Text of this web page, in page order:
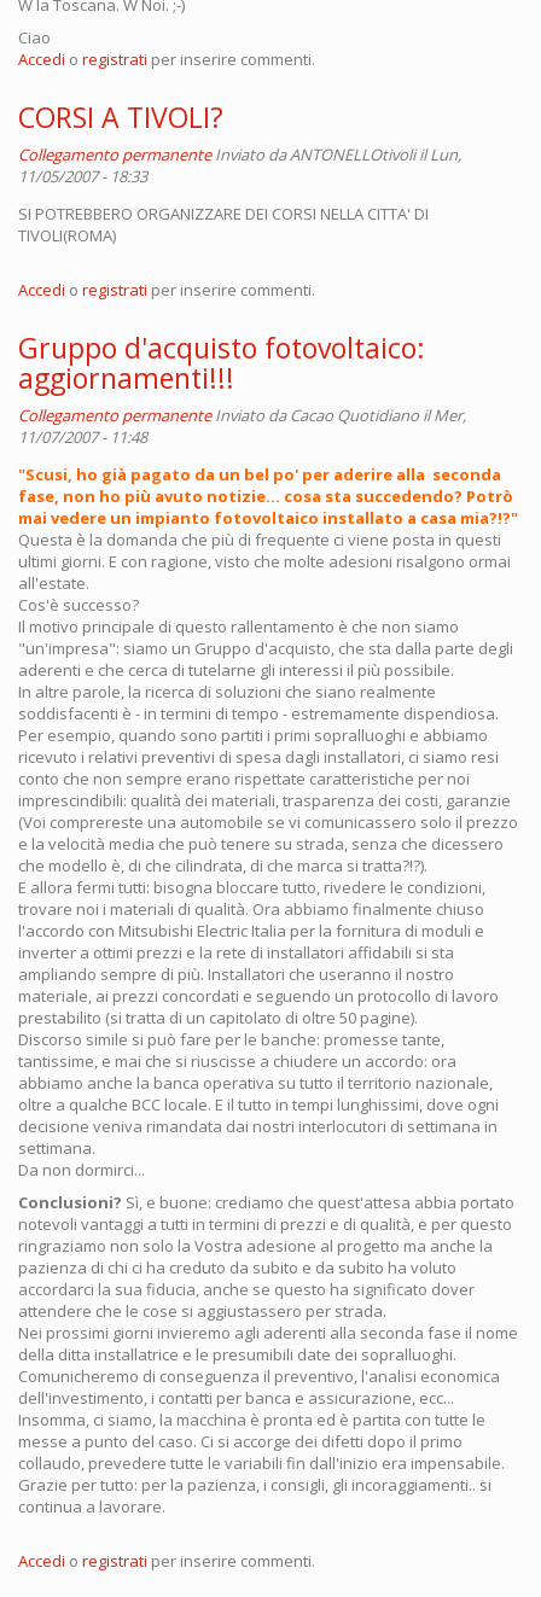
Ciao
Accedi o registrati per inserire commenti.
CORSI A TIVOLI?
Collegamento permanente Inviato daANTONELLOtivoliil Lun,
11/05/2007 - 18:33
SI POTREBBERO ORGANIZZARE DEI CORSI NELLA CITTA' DI
TIVOLI(ROMA)
Accedi o registrati per inserire commenti.
Gruppo d'acquisto fotovoltaico:
aggiornamenti!!!
Collegamento permanente Inviato daCacao Quotidiano il Mer,
11/07/2007 - 11:48
"Scusi, ho già pagato da un bel po' per aderire alla seconda
fase, non ho più avuto notizie... cosa sta succedendo? Potrò
mai vedere un impianto fotovoltaico installato a casa mia?!?"
Questa è la domanda che più di frequente ci viene posta in questi
ultimi giorni. E con ragione, visto che molte adesioni risalgono ormai
all'estate.
Cos'è successo?
Il motivo principale di questo rallentamento è che non siamo
"un'impresa": siamo un Gruppo d'acquisto, che sta dalla parte degli
aderenti e che cerca di tutelarne gli interessi il più possibile.
In altre parole, la ricerca di soluzioni che siano realmente
soddisfacenti è - in termini di tempo - estremamente dispendiosa.
Per esempio, quando sono partiti i primi sopralluoghi e abbiamo
ricevuto i relativi preventivi di spesa dagli installatori, ci siamo resi
conto che non sempre erano rispettate caratteristiche per noi
imprescindibili: qualità dei materiali, trasparenza dei costi, garanzie
(Voi comprereste una automobile se vi comunicassero solo il prezzo
e la velocità media che può tenere su strada, senza che dicessero
che modello è, di che cilindrata, di che marca si tratta?!?).
E allora fermi tutti: bisogna bloccare tutto, rivedere le condizioni,
trovare noi i materiali di qualità. Ora abbiamo finalmente chiuso
l'accordo con Mitsubishi Electric Italia per la fornitura di moduli e
inverter a ottimi prezzi e la rete di installatori affidabili si sta
ampliando sempre di più. Installatori che useranno il nostro
materiale, ai prezzi concordati e seguendo un protocollo di lavoro
prestabilito (si tratta di un capitolato di oltre 50 pagine).
Discorso simile si può fare per le banche: promesse tante,
tantissime, e mai che si riuscisse a chiudere un accordo: ora
abbiamo anche la banca operativa su tutto il territorio nazionale,
oltre a qualche BCC locale. E il tutto in tempi lunghissimi, dove ogni
decisione veniva rimandata dai nostri interlocutori di settimana in
settimana.
Da non dormirci...
Conclusioni? Sì, e buone: crediamo che quest'attesa abbia portato
notevoli vantaggi a tutti in termini di prezzi e di qualità, e per questo
ringraziamo non solo la Vostra adesione al progetto ma anche la
pazienza di chi ci ha creduto da subito e da subito ha voluto
accordarci la sua fiducia, anche se questo ha significato dover
attendere che le cose si aggiustassero per strada.
Nei prossimi giorni invieremo agli aderenti alla seconda fase il nome
della ditta installatrice e le presumibili date dei sopralluoghi.
Comunicheremo di conseguenza il preventivo, l'analisi economica
dell'investimento, i contatti per banca e assicurazione, ecc...
Insomma, ci siamo, la macchina è pronta ed è partita con tutte le
messe a punto del caso. Ci si accorge dei difetti dopo il primo
collaudo, prevedere tutte le variabili fin dall'inizio era impensabile.
Grazie per tutto: per la pazienza, i consigli, gli incoraggiamenti.. si
continua a lavorare.
Accedi o registrati per inserire commenti.